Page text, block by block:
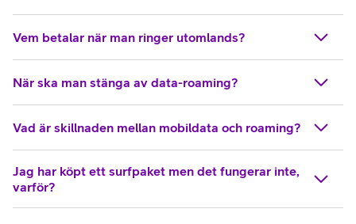
Vem betalar när man ringer utomlands?
När ska man stänga av data-roaming?
Vad är skillnaden mellan mobildata och roaming?
Jag har köpt ett surfpaket men det fungerar inte,
varför?